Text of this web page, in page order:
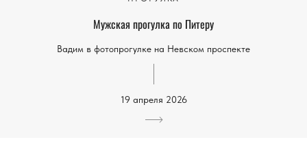
Мужская прогулка по Питеру
Вадим в фотопрогулке на Невском проспекте
19 апреля 2026